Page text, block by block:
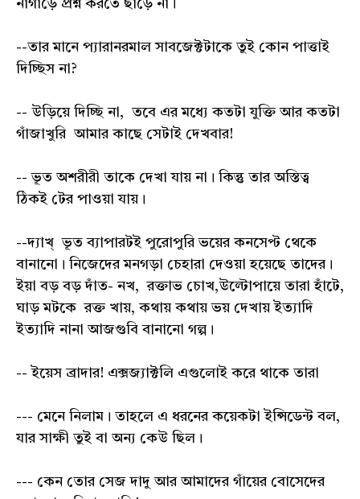
নাগাড়ে প্রশ্ন করতে ছাড়ে না।
--তার মানে প্যারানরমাল সাবজেক্টটাকে তুই কোন পাত্তাই
দিচ্ছিস না?
-- উড়িয়ে দিচ্ছি না, তবে এর মধ্যে কতটা যুক্তি আর কতটা
গাঁজাখুরি আমার কাছে সেটাই দেখবার!
-- ভূত অশরীরী তাকে দেখা যায় না। কিন্তু তার অস্তিত্ব
ঠিকই টের পাওয়া যায়।
--দ্যাখ্ ভূত ব্যাপারটই পুরোপুরি ভয়ের কনসেপ্ট থেকে
বানানো। নিজেদের মনগড়া চেহারা দেওয়া হয়েছে তাদের।
ইয়া বড় বড় দাঁত- নখ, রক্তাভ চোখ,উল্টোপায়ে তারা হাঁটে,
ঘাড় মটকে রক্ত খায়, কথায় কথায় ভয় দেখায় ইত্যাদি
ইত্যাদি নানা আজগুবি বানানো গল্প।
-- ইয়েস ব্রাদার! এক্সজ্যাক্টলি এগুলোই করে থাকে তারা
--- মেনে নিলাম। তাহলে এ ধরনের কয়েকটা ইন্সিডেন্ট বল,
যার সাক্ষী তুই বা অন্য কেউ ছিল।
--- কেন তোর সেজ দাদু আর আমাদের গাঁয়ের বোসেদের